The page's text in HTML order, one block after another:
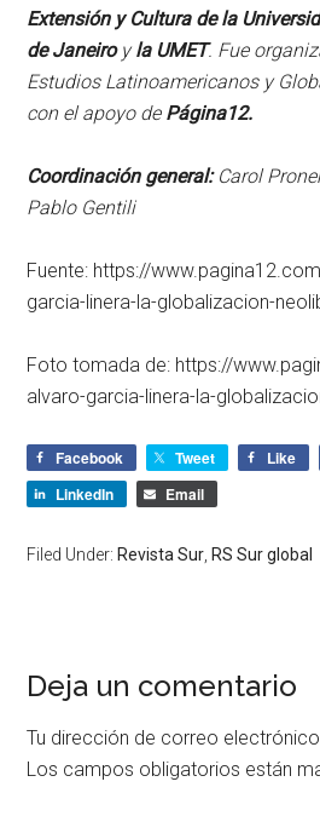
Extensión y Cultura de la
de Janeiroyla UMET. Fue
Estudios Latinoamericanos y
con el apoyo dePágina12.
Coordinación general:Carol
Pablo Gentili
Fuente: https://
garcia-linera-la-globalizacion-
Foto tomada de: https://
alvaro-garcia-linera-la-
Facebook Tweet Like
LinkedIn
Email
Filed Under: Revista Sur RS Sur global
Deja un comentario
Tu dirección de correo
Los campos obligatorios están